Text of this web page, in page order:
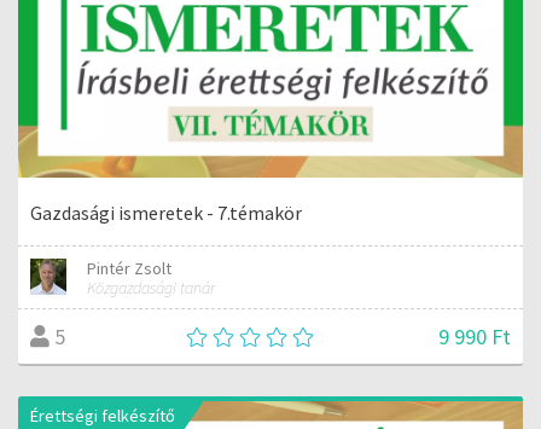
Gazdasági ismeretek - 7.témakör
Pintér Zsolt
Közgazdasági tanár
5 9 990 Ft
Érettségi felkészítő